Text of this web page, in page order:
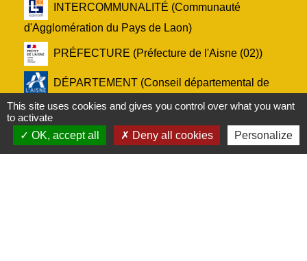
INTERCOMMUNALITÉ (Communauté
d'Agglomération du Pays de Laon)
PRÉFECTURE (Préfecture de l'Aisne (02))
DÉPARTEMENT (Conseil départemental de
l'Aisne (02))
RÉGION (Conseil régional des Hauts-de-
France)
This site uses cookies and gives you control over what you want
to activate
OK, accept all
Deny all cookies Personalize